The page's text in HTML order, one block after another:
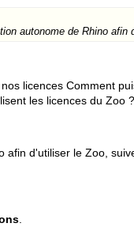
autonome de Rhino afin
licences Comment
les licences du Zoo ?
afin d'utiliser le Zoo,
.